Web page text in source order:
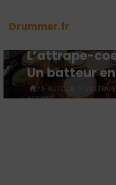
Drummer.fr
L’attrape-
Un batteur
HOMEAUTOUR
ACTION.